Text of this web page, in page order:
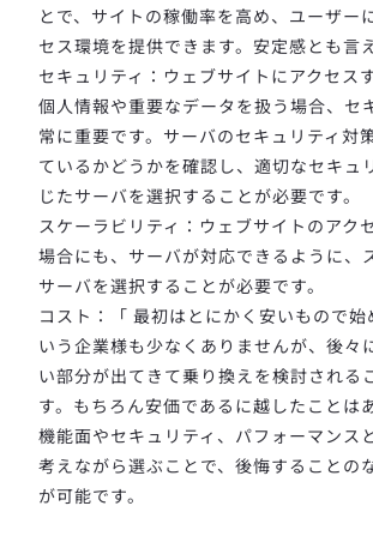
とで、サイトの稼働率を高め、ユーザー
セス環境を提供できます。安定感とも言
セキュリティ：ウェブサイトにアクセス
個人情報や重要なデータを扱う場合、セ
常に重要です。サーバのセキュリティ対
ているかどうかを確認し、適切なセキュ
じたサーバを選択することが必要です。
スケーラビリティ：ウェブサイトのアク
場合にも、サーバが対応できるように、
サーバを選択することが必要です。
コスト：「 最初はとにかく安いもので始
いう企業様も少なくありませんが、後々
い部分が出てきて乗り換えを検討される
す。もちろん安価であるに越したことは
機能面やセキュリティ、パフォーマンス
考えながら選ぶことで、後悔することの
が可能です。